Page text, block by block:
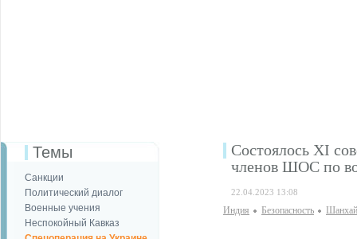
Темы
Санкции
Политический диалог
Военные учения
Неспокойный Кавказ
Состоялось XI
членов ШОС по
22.04.2023 13:08
Индия Безопаcность